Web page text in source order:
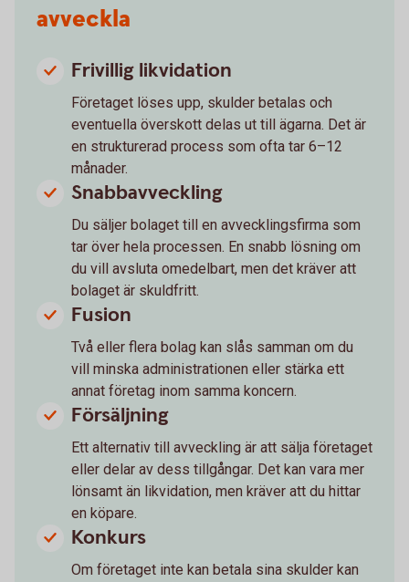
avveckla
Frivillig likvidation
Företaget löses upp, skulder betalas och
eventuella överskott delas ut till ägarna. Det är
en strukturerad process som ofta tar 6–12
månader.
Snabbavveckling
Du säljer bolaget till en avvecklingsfirma som
tar över hela processen. En snabb lösning om
du vill avsluta omedelbart, men det kräver att
bolaget är skuldfritt.
Fusion
Två eller flera bolag kan slås samman om du
vill minska administrationen eller stärka ett
annat företag inom samma koncern.
Försäljning
Ett alternativ till avveckling är att sälja företaget
eller delar av dess tillgångar. Det kan vara mer
lönsamt än likvidation, men kräver att du hittar
en köpare.
Konkurs
Om företaget inte kan betala sina skulder kan